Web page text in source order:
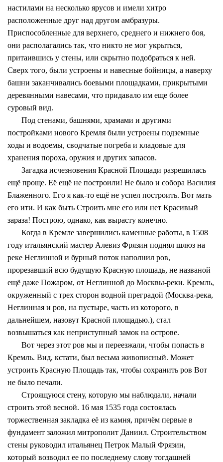
настилами на несколько ярусов и имели хитро
расположенные друг над другом амбразуры.
Приспособленные для верхнего, среднего и нижнего боя,
они располагались так, что никто не мог укрыться,
притаившись у стены, или скрытно подобраться к ней.
Сверх того, были устроены и навесные бойницы, а наверху
башни заканчивались боевыми площадками, прикрытыми
деревянными навесами, что придавало им еще более
суровый вид.
Под стенами, башнями, храмами и другими
постройками нового Кремля были устроены подземные
ходы и водоемы, сводчатые погреба и кладовые для
хранения пороха, оружия и других запасов.
Загадка исчезновения Красной Площади разрешилась
ещё проще. Её ещё не построили! Не было и собора Василия
Блаженного. Его я как-то ещё не успел построить. Вот мать
его ити. И как быть Строить мне его или нет Красивый
зараза! Построю, однако, как вырасту конечно.
Когда в Кремле завершились каменные работы, в 1508
году итальянский мастер Алевиз Фрязин поднял шлюз на
реке Неглинной и бурный поток наполнил ров,
прорезавший всю будущую Красную площадь, не названой
ещё даже Пожаром, от Неглинной до Москвы-реки. Кремль,
окруженный с трех сторон водной преградой (Москва-река,
Неглинная и ров, на пустыре, часть из которого, в
дальнейшем, назовут Красной площадью.), стал
возвышаться как неприступный замок на острове.
Вот через этот ров мы и переезжали, чтобы попасть в
Кремль. Вид, кстати, был весьма живописный. Может
устроить Красную Площадь так, чтобы сохранить ров Вот
не было печали.
Строящуюся стену, которую мы наблюдали, начали
строить этой весной. 16 мая 1535 года состоялась
торжественная закладка её из камня, причём первые в
фундамент заложил митрополит Даниил. Строительством
стены руководил итальянец Петрок Малый Фрязин,
который возводил ее по последнему слову тогдашней